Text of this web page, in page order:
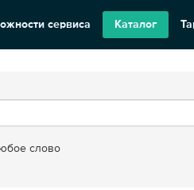
сервиса Каталог
слово